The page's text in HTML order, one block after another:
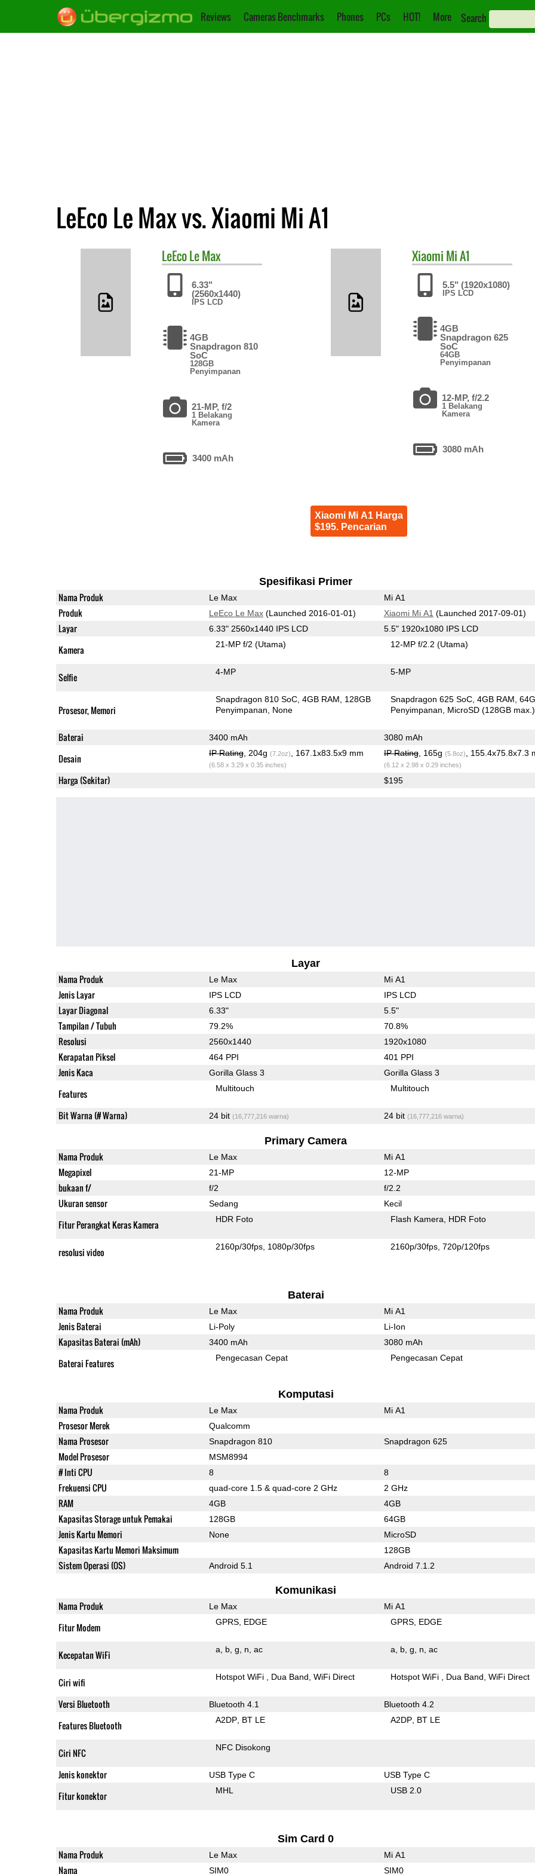
Reviews Cameras Benchmarks Phones PCs HOT! More Search
LeEco Le Max vs. Xiaomi Mi A1
LeEcoLe Max
6.33"
(2560x1440)
IPS LCD
4GB
Snapdragon 810
SoC
128GB
Penyimpanan
21-MP, f/2
1 Belakang
Kamera
3400 mAh
Xiaomi Mi A1
5.5" (1920x1080)
IPS LCD
4GB
Snapdragon 625
SoC
64GB
Penyimpanan
12-MP, f/2.2
1 Belakang
Kamera
3080 mAh
Xiaomi Mi A1 Harga
$195. Pencarian
Spesifikasi Primer
Nama Produk Le Max Mi A1
Produk LeEco Le Max(Launched 2016-01-01) Xiaomi Mi A1 (Launched 2017-09-01)
Layar 6.33" 2560x1440 IPS LCD 5.5" 1920x1080 IPS LCD
Kamera 21-MP f/2(Utama) 12-MP f/2.2(Utama)
Selfie 4-MP 5-MP
Prosesor, Memori
Snapdragon 810 SoC 4GB RAM
128GB
Penyimpanan
None
Snapdragon 625 SoC 4GB RAM
Penyimpanan
MicroSD (128GB max.)
Baterai 3400 mAh 3080 mAh
Desain IP Rating, 204g (7.2oz) , 167.1x83.5x9 mm
(6.58 x 3.29 x 0.35 inches)
IP Rating, 165g (5.8oz) , 155.4x75.8x7.3
(6.12 x 2.98 x 0.29 inches)
Harga (Sekitar) $195
Layar
Nama Produk Le Max Mi A1
Jenis Layar IPS LCD IPS LCD
Layar Diagonal 6.33" 5.5"
Tampilan / Tubuh 79.2% 70.8%
Resolusi 2560x1440 1920x1080
Kerapatan Piksel 464 PPI 401 PPI
Jenis Kaca Gorilla Glass 3 Gorilla Glass 3
Features Multitouch Multitouch
Bit Warna (# Warna) 24 bit (16,777,216 warna) 24 bit (16,777,216 warna)
Primary Camera
Nama Produk Le Max Mi A1
Megapixel 21-MP 12-MP
bukaan f/ f/2 f/2.2
Ukuran sensor Sedang Kecil
Fitur Perangkat Keras Kamera HDR Foto Flash Kamera HDR Foto
resolusi video 2160p/30fps 1080p/30fps 2160p/30fps 720p/120fps
Baterai
Nama Produk Le Max Mi A1
Jenis Baterai Li-Poly Li-Ion
Kapasitas Baterai (mAh) 3400 mAh 3080 mAh
Baterai Features Pengecasan Cepat Pengecasan Cepat
Komputasi
Nama Produk Le Max Mi A1
Prosesor Merek Qualcomm
Nama Prosesor Snapdragon 810 Snapdragon 625
Model Prosesor MSM8994
# Inti CPU 8 8
Frekuensi CPU quad-core 1.5 & quad-core 2 GHz 2 GHz
RAM 4GB 4GB
Kapasitas Storage untuk Pemakai 128GB 64GB
Jenis Kartu Memori None MicroSD
Kapasitas Kartu Memori Maksimum 128GB
Sistem Operasi (OS) Android 5.1 Android 7.1.2
Komunikasi
Nama Produk Le Max Mi A1
Fitur Modem GPRS EDGE GPRS EDGE
Kecepatan WiFi a b g n ac a b g n ac
Ciri wifi Hotspot WiFi Dua Band WiFi Direct Hotspot WiFi Dua Band WiFi Direct
Versi Bluetooth Bluetooth 4.1 Bluetooth 4.2
Features Bluetooth A2DP BT LE A2DP BT LE
Ciri NFC NFC Disokong
Jenis konektor USB Type C USB Type C
Fitur konektor MHL USB 2.0
Sim Card 0
Nama Produk Le Max Mi A1
Nama SIM0 SIM0